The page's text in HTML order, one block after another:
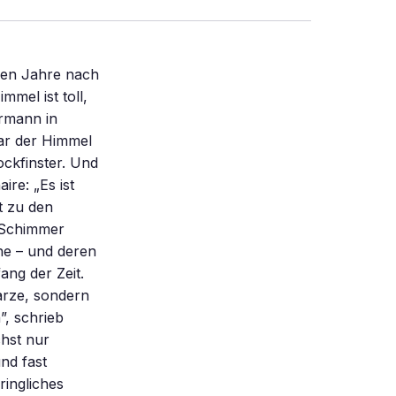
einverleibten. Dabei setzten sie riesige Energiemengen frei. So entstanden spätestens eine Milliarde Jahre nach dem Urknall die Quasare: die ultrahellen Zentren der Urgalaxien. Noch heute schlummert im Zentrum fast aller großen Galaxien ein supermassereiches Schwarzes Loch (bild der wissenschaft 9/2002, „ Gefräßige Geburtshelfer”). In einigen Jahren werden neue Instrumente wie das inzwischen in James-Webb-Weltraumteleskop (JWST) umbenannte Next Generation Space Telescope der NASA – Nachfolger des Hubble-Weltraumteleskops – und das orbitale Riesen-Röntgenobservatorium XEUS (X-Ray Evolving Universe Spectrometer) der ESA mehr Licht ins Dunkle Zeitalter des Universums bringen und die ersten Galaxien und massereichen Schwarzen Löcher direkt ins Visier nehmen. Die gegenwärtigen Geräte sind dafür nicht empfindlich genug. Bis XEUS und JWST gebaut sind und arbeiten, müssen sich Astrophysiker mit den Quasaren als Botschafter vom frühen Universum begnügen. Ihr Licht sammelt auf dem Weg zur Erde gleichsam Informationen über die Dichte der Wasserstoffwolken, die es durchläuft, sowie über deren Größe, Ort, Alter, Zusammensetzung, Bewegung und Entwicklungsgeschichte. Das Keck-Teleskop auf Hawaii und das 2,5-Meter-Teleskop auf dem Apache Point in den Sacramento Mountains von New Mexico, das gegenwärtig den Himmel im Rahmen des Sloan Digital Sky Survey (SDSS) durchmustert, haben inzwischen einige Tausend Quasare gefunden. Aufgrund der riesigen Entfernung dieser Objekte – viele Milliarden Lichtjahre – ist die Spurensuche in der Urzeit ausgespr